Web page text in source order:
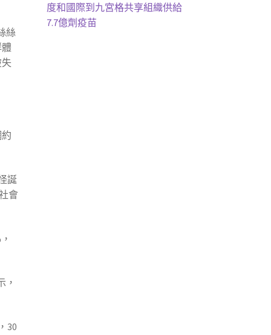
絲
誕
會
，
30
一
篇
度和國際到九宮格共享組織供給
7.7億劑疫苗